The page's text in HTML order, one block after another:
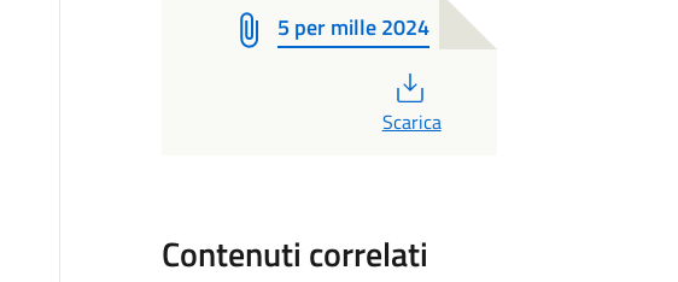
5 per mille 2024
Scarica
Contenuti correlati